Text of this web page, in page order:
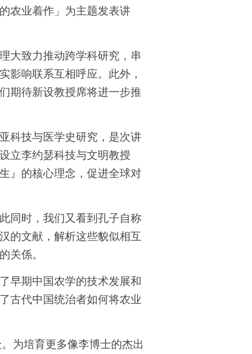
农业着作」为主题发表讲
大致力推动跨学科研究，串
影响联系互相呼应。此外，
期待新设教授席将进一步推
科技与医学史研究，是次讲
立李约瑟科技与文明教授
』的核心理念，促进全球对
同时，我们又看到孔子自称
的文献，解析这些貌似相互
关係。
早期中国农学的技术发展和
古代中国统治者如何将农业
为培育更多像李博士的杰出